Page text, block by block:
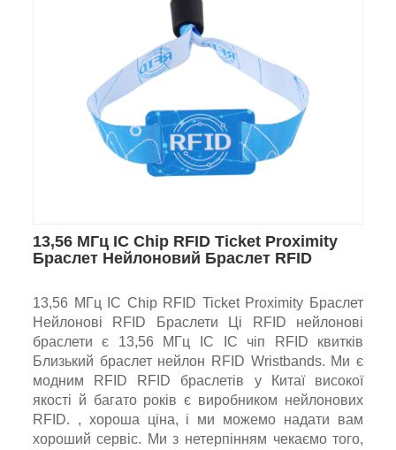
13,56 МГц IC Chip RFID Ticket Proximity
Браслет Нейлоновий Браслет RFID
13,56 МГц IC Chip RFID Ticket Proximity Браслет
Нейлонові RFID Браслети Ці RFID нейлонові
браслети є 13,56 МГц IC IC чіп RFID квитків
Близький браслет нейлон RFID Wristbands. Ми є
модним RFID RFID браслетів у Китаї високої
якості й багато років є виробником нейлонових
RFID. , хороша ціна, і ми можемо надати вам
хороший сервіс. Ми з нетерпінням чекаємо того,